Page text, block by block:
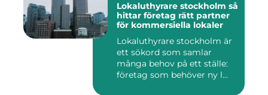
Lokaluthyrare stockholm så
hittar företag rätt partner
för kommersiella lokaler
Lokaluthyrare stockholm är
ett sökord som samlar
många behov på ett ställe:
företag som behöver ny l...